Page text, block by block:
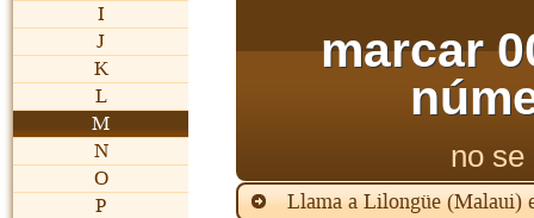
I
J
K
L
M
N
O
P
marcar
no
Llama a Lilongüe (Malaui)